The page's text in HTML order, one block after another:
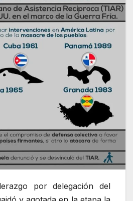
por delegación del